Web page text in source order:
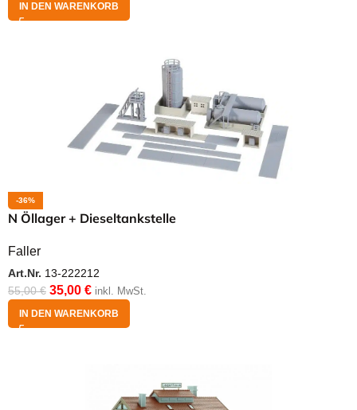
IN DEN WARENKORB
-36%
N Öllager + Dieseltankstelle
Faller
Art.Nr. 13-222212
55,00€ 35,00 € inkl. MwSt.
IN DEN WARENKORB